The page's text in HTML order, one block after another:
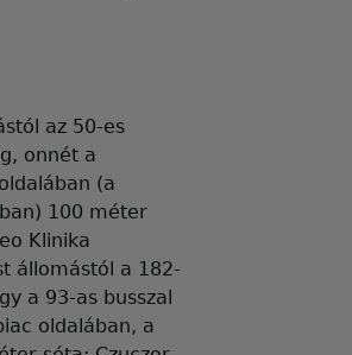
az 50-es
onnét a
(a
100 méter
Klinika
állomástól a 182-
a 93-as busszal
oldalában, a